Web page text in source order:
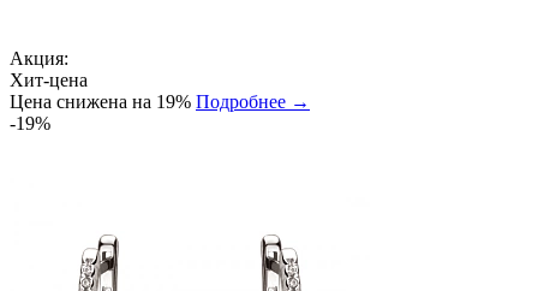
Акция:
Хит-цена
Цена снижена на 19% Подробнее →
-19%